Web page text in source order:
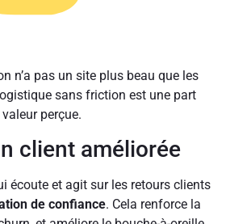
n’a pas un site plus beau que les
sans friction est une part
perçue.
client améliorée
écoute et agit sur les retours clients
de confiance. Cela renforce la